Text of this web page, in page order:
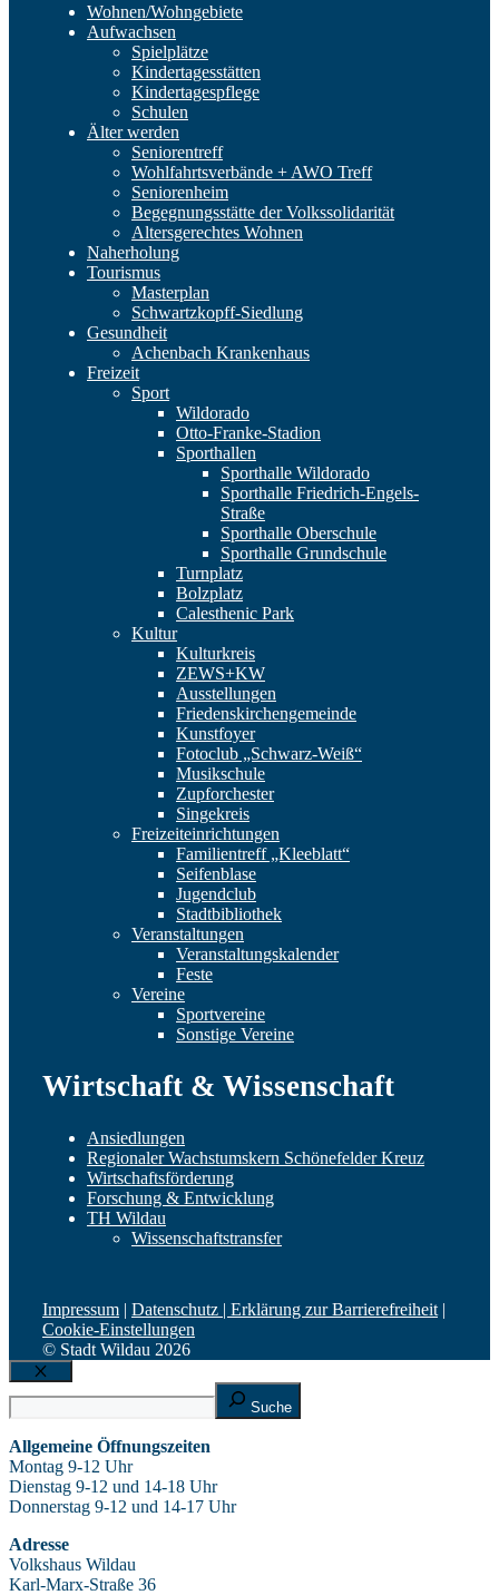
Wohnen/Wohngebiete
Aufwachsen
Spielplätze
Kindertagesstätten
Kindertagespflege
Schulen
Älter werden
Seniorentreff
Wohlfahrtsverbände + AWO Treff
Seniorenheim
Begegnungsstätte der Volkssolidarität
Altersgerechtes Wohnen
Naherholung
Tourismus
Masterplan
Schwartzkopff-Siedlung
Gesundheit
Achenbach Krankenhaus
Freizeit
Sport
Wildorado
Otto-Franke-Stadion
Sporthallen
Sporthalle Wildorado
Sporthalle Friedrich-Engels-
Straße
Sporthalle Oberschule
Sporthalle Grundschule
Turnplatz
Bolzplatz
Calesthenic Park
Kultur
Kulturkreis
ZEWS+KW
Ausstellungen
Friedenskirchengemeinde
Kunstfoyer
Fotoclub „Schwarz-Weiß“
Musikschule
Zupforchester
Singekreis
Freizeiteinrichtungen
Familientreff „Kleeblatt“
Seifenblase
Jugendclub
Stadtbibliothek
Veranstaltungen
Veranstaltungskalender
Feste
Vereine
Sportvereine
Sonstige Vereine
Wirtschaft & Wissenschaft
Ansiedlungen
Regionaler Wachstumskern Schönefelder Kreuz
Wirtschaftsförderung
Forschung & Entwicklung
TH Wildau
Wissenschaftstransfer
Impressum Datenschutz | Erklärung zur Barrierefreiheit|
Cookie-Einstellungen
© Stadt Wildau 2026
Schließen
Suche
Allgemeine Öffnungszeiten
Montag 9-12 Uhr
Dienstag 9-12 und 14-18 Uhr
Donnerstag 9-12 und 14-17 Uhr
Adresse
Volkshaus Wildau
Karl-Marx-Straße 36